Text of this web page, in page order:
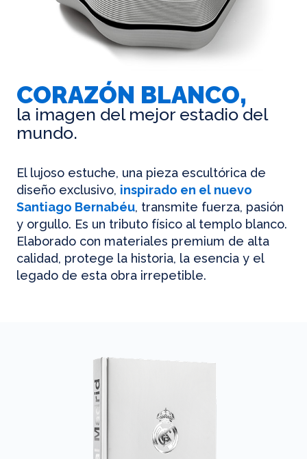
CORAZÓN BLANCO,
la imagen del mejor estadio del
mundo.
El lujoso estuche, una pieza escultórica de
diseño exclusivo, inspirado en el nuevo
Santiago Bernabéu, transmite fuerza, pasión
y orgullo. Es un tributo físico al templo blanco.
Elaborado con materiales premium de alta
calidad, protege la historia, la esencia y el
legado de esta obra irrepetible.